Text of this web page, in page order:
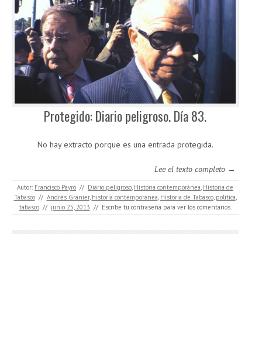
Protegido: Diario peligroso. Día 83.
No hay extracto porque es una entrada protegida.
Lee el texto completo →
Autor: Francisco Payró // Diario peligroso, Historia contemporánea, Historia de
Tabasco // Andrés Granier, historia contemporánea, Historia de Tabasco, política,
tabasco // junio 25, 2013 // Escribe tu contraseña para ver los comentarios.